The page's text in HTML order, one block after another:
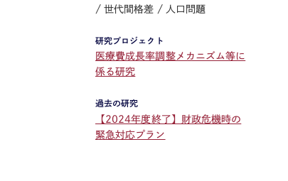
世代間格差
人口問題
研究プロジェクト
医療費成長率調整メカニズム等に
係る研究
過去の研究
【2024年度終了】財政危機時の
緊急対応プラン